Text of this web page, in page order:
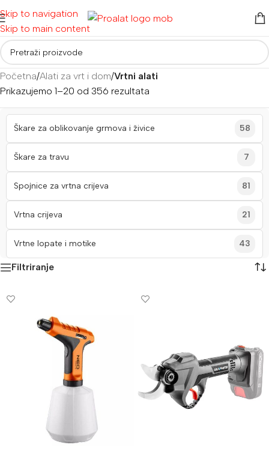
Skip to navigation
Skip to main content
Početna/Alati za vrt i dom/Vrtni alati
Prikazujemo 1–20 od 356 rezultata
Škare za oblikovanje grmova i živice 58
Škare za travu 7
Spojnice za vrtna crijeva 81
Vrtna crijeva 21
Vrtne lopate i motike 43
Vrtne prskalice
Vrtne sjekire
Filtriranje